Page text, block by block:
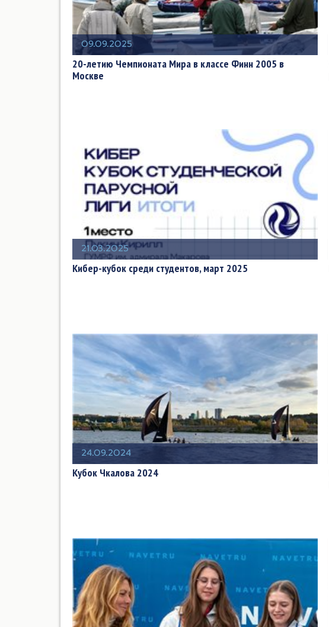
09.09.2025
20-летию Чемпионата Мира в классе Финн 2005 в
Москве
21.03.2025
Кибер-кубок среди студентов, март 2025
24.09.2024
Кубок Чкалова 2024